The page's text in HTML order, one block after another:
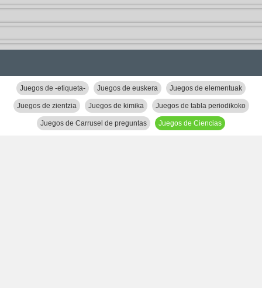
Juegos de -etiqueta- Juegos de euskera Juegos de elementuak
Juegos de zientzia Juegos de kimika Juegos de tabla periodikoko
Juegos de Carrusel de preguntas Juegos de Ciencias